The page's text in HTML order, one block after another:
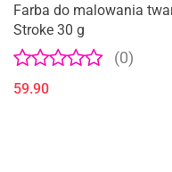
Farba do malowania
Stroke 30 g
(0)
59.90